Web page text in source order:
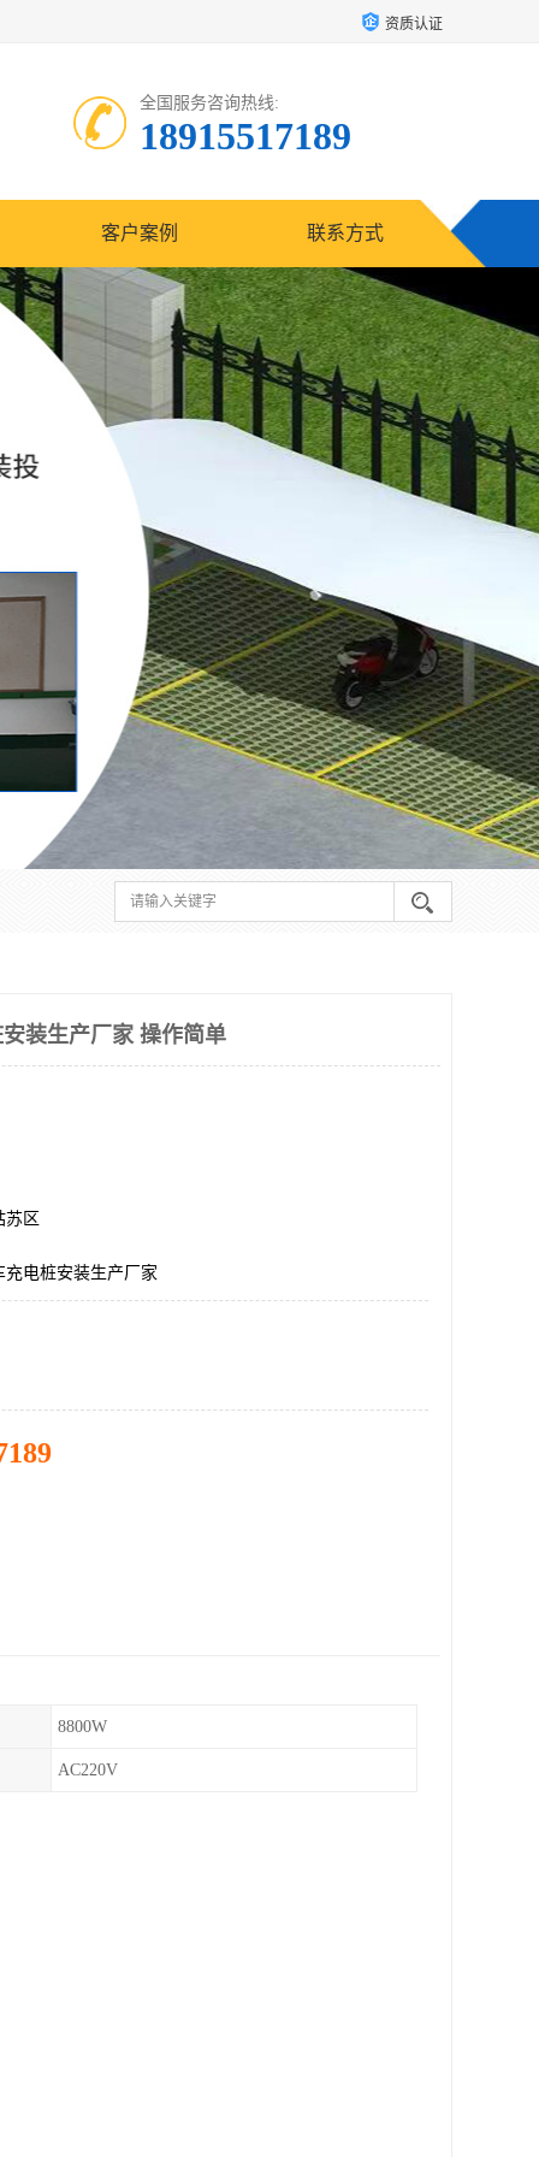
资质认证
全国服务咨询热线:
18915517189
客户案例 联系方式
装生产厂家 操作简单
苏区
充电桩安装生产厂家
8800W
AC220V